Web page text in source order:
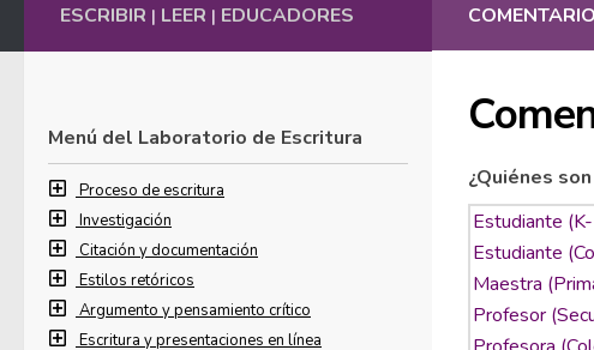
¿Quiénes
ESCRIBIR | LEER | EDUCADORES
Menú del Laboratorio de Escritura
Proceso de escritura
Investigación
Citación y documentación
Estilos retóricos
Argumento y pensamiento crítico
Escritura y presentaciones en línea